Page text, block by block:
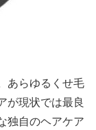
あらゆるくせ毛
が現状では最良
独自のヘアケア